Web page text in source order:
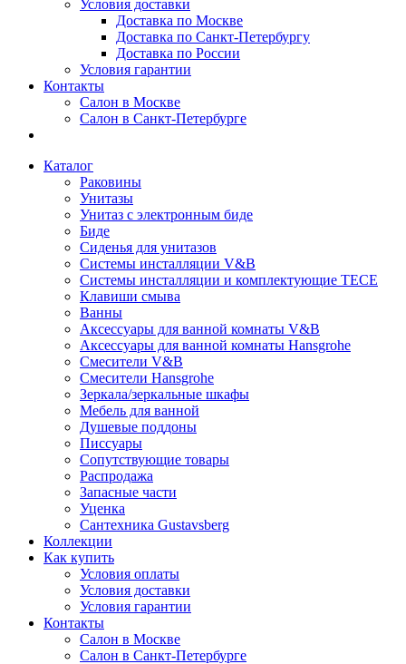
Условия доставки
Доставка по Москве
Доставка по Санкт-Петербургу
Доставка по России
Условия гарантии
Контакты
Салон в Москве
Салон в Санкт-Петербурге
Каталог
Раковины
Унитазы
Унитаз с электронным биде
Биде
Сиденья для унитазов
Системы инсталляции V&B
Системы инсталляции и комплектующие TECE
Клавиши смыва
Ванны
Аксессуары для ванной комнаты V&B
Аксессуары для ванной комнаты Hansgrohe
Смесители V&B
Смесители Hansgrohe
Зеркала/зеркальные шкафы
Мебель для ванной
Душевые поддоны
Писсуары
Сопутствующие товары
Распродажа
Запасные части
Уценка
Сантехника Gustavsberg
Коллекции
Как купить
Условия оплаты
Условия доставки
Условия гарантии
Контакты
Салон в Москве
Салон в Санкт-Петербурге